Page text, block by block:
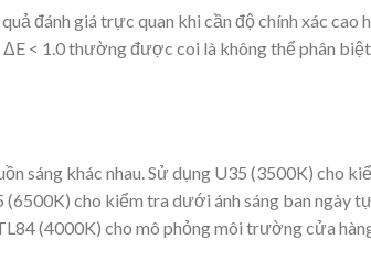
đánh giá trực quan khi cần độ chính xác cao
< 1.0 thường được coi là không thể phân biệt
sáng khác nhau. Sử dụng U35 (3500K) cho
(6500K) cho kiểm tra dưới ánh sáng ban ngày
(4000K) cho mô phỏng môi trường cửa